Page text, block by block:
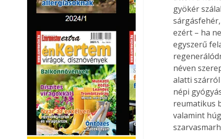
gyökér
ezért – ha
egyszerű
néven
alatti
népi
reumatikus
valamint